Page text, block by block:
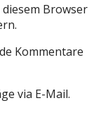
Browser
Kommentare
via E-Mail.